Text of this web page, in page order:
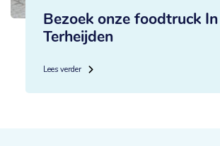
Bezoek onze foodtruck In
Terheijden
Lees verder